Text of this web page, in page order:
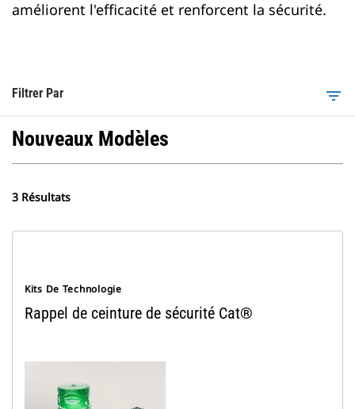
améliorent l'efficacité et renforcent la sécurité.
Filtrer Par filter_list
Nouveaux Modèles
3 Résultats
Kits De Technologie
Rappel de ceinture de sécurité Cat®